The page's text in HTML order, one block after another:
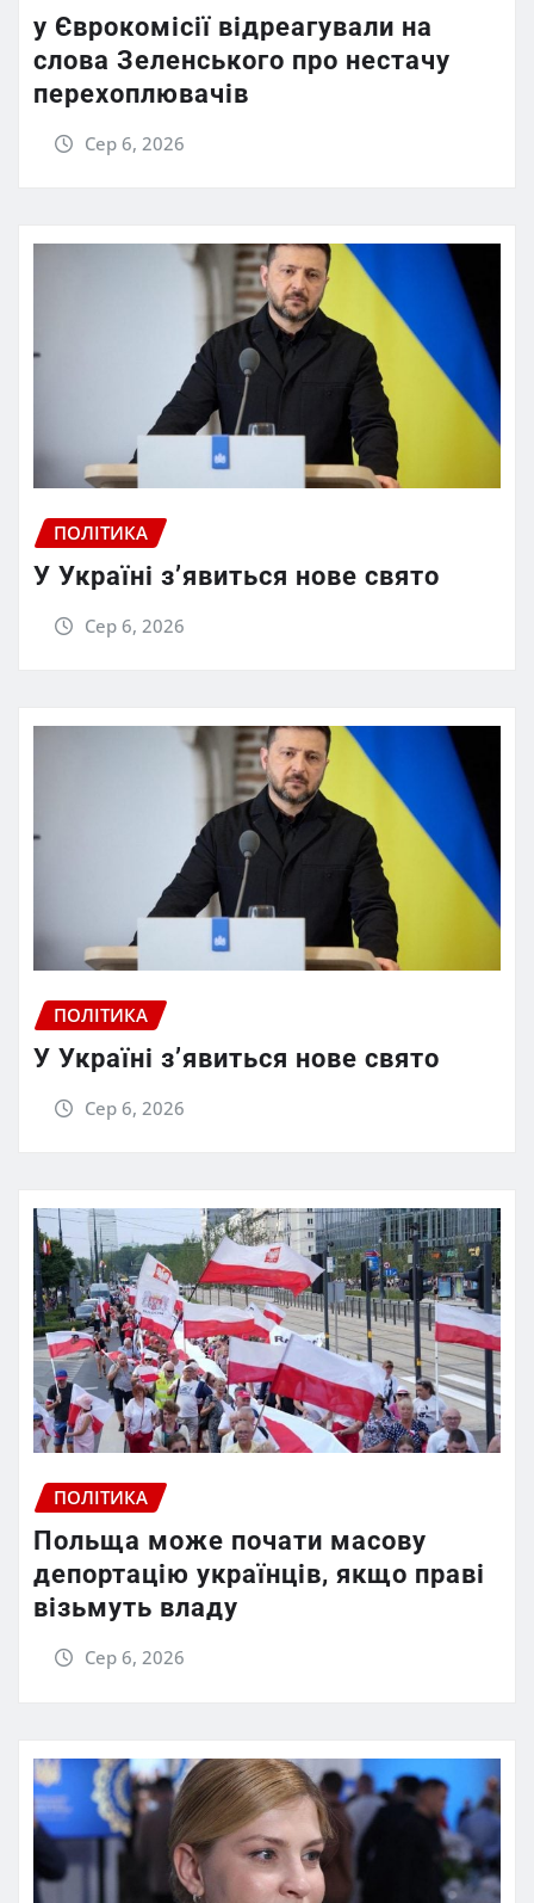
у Єврокомісії відреагували на
слова Зеленського про нестачу
перехоплювачів
Сер 6, 2026
ПОЛІТИКА
У Україні з’явиться нове свято
Сер 6, 2026
ПОЛІТИКА
У Україні з’явиться нове свято
Сер 6, 2026
ПОЛІТИКА
Польща може почати масову
депортацію українців, якщо праві
візьмуть владу
Сер 6, 2026